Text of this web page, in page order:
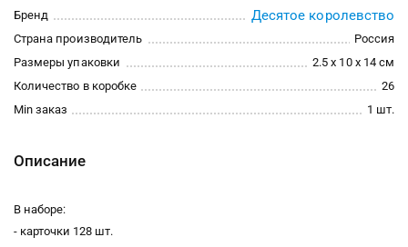
Бренд
Десятое королевство
Страна производитель
Россия
Размеры упаковки
2.5 x 10 x 14 см
Количество в коробке
26
Min заказ
1 шт.
Описание
В наборе:
- карточки 128 шт.